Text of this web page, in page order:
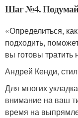
Шаг №4.
«Определиться,
подходить,
вы готовы
Андрей Кенди,
Для многих
внимание на ваш
время на